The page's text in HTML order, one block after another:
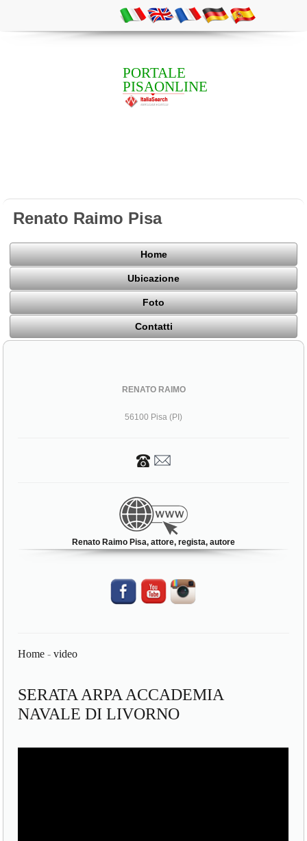
PORTALE
PISAONLINE
Renato Raimo Pisa
Home
Ubicazione
Foto
Contatti
RENATO RAIMO
56100 Pisa (PI)
Renato Raimo Pisa, attore, regista, autore
Home -video
SERATA ARPA ACCADEMIA
NAVALE DI LIVORNO